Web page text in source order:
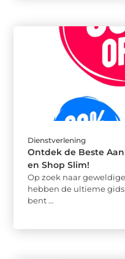
Dienstverlening
Ontdek de Beste
en Shop Slim!
Op zoek naar
hebben de ultieme gids
bent ...